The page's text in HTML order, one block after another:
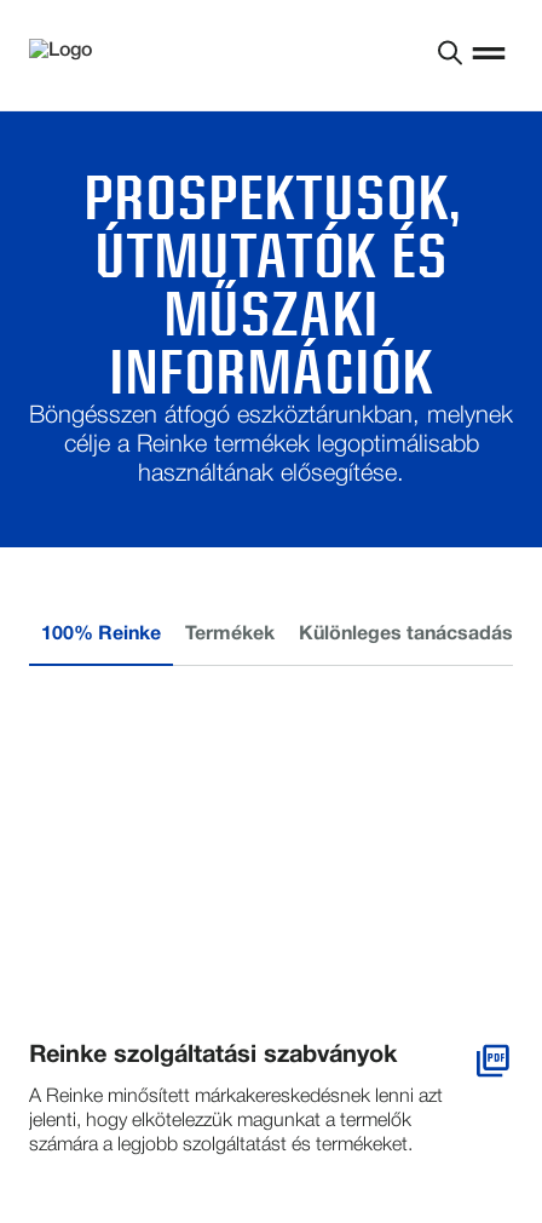
PROSPEKTUSOK,
ÚTMUTATÓK ÉS
MŰSZAKI
INFORMÁCIÓK
Böngésszen átfogó eszköztárunkban, melynek
célje a Reinke termékek legoptimálisabb
használtának elősegítése.
100% Reinke Termékek Különleges tanácsadás
Reinke szolgáltatási szabványok
A Reinke minősített márkakereskedésnek lenni azt
jelenti, hogy elkötelezzük magunkat a termelők
számára a legjobb szolgáltatást és termékeket.